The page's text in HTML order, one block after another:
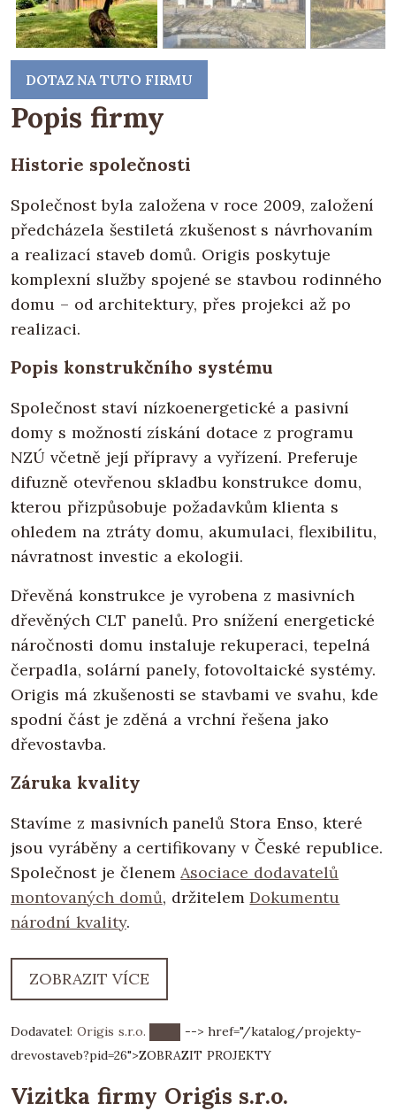
DOTAZ NA TUTO FIRMU
Popis firmy
Historie společnosti
Společnost byla založena v roce 2009, založení
předcházela šestiletá zkušenost s návrhovaním
a realizací staveb domů. Origis poskytuje
komplexní služby spojené se stavbou rodinného
domu – od architektury, přes projekci až po
realizaci.
Popis konstrukčního systému
Společnost staví nízkoenergetické a pasivní
domy s možností získání dotace z programu
NZÚ včetně její přípravy a vyřízení. Preferuje
difuzně otevřenou skladbu konstrukce domu,
kterou přizpůsobuje požadavkům klienta s
ohledem na ztráty domu, akumulaci, flexibilitu,
návratnost investic a ekologii.
Dřevěná konstrukce je vyrobena z masivních
dřevěných CLT panelů. Pro snížení energetické
náročnosti domu instaluje rekuperaci, tepelná
čerpadla, solární panely, fotovoltaické systémy.
Origis má zkušenosti se stavbami ve svahu, kde
spodní část je zděná a vrchní řešena jako
dřevostavba.
Záruka kvality
Stavíme z masivních panelů Stora Enso, které
jsou vyráběny a certifikovany v České republice.
Společnost je členemAsociace dodavatelů
montovaných domů, držitelemDokumentu
národní kvality.
ZOBRAZIT VÍCE
Dodavatel: Origis s.r.o.
--> href="/katalog/projekty-
drevostaveb?pid=26">ZOBRAZIT PROJEKTY
Vizitka firmy Origis s.r.o.